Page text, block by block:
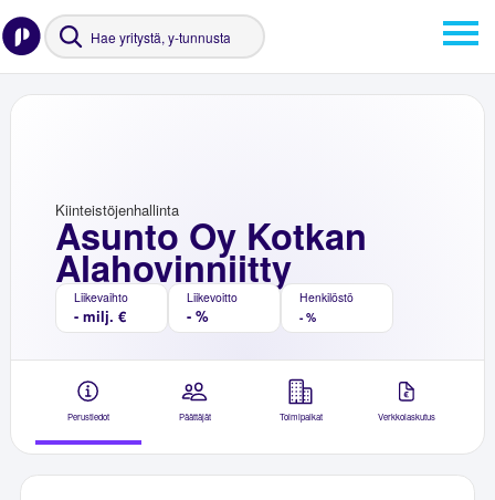
Asunto Oy Kotkan
Alahovinniitty
Kiinteistöjenhallinta
Liikevaihto
- milj. €
Liikevoitto
- %
Henkilöstö
- %
Perustiedot Päättäjät Toimipaikat Verkkolaskutus